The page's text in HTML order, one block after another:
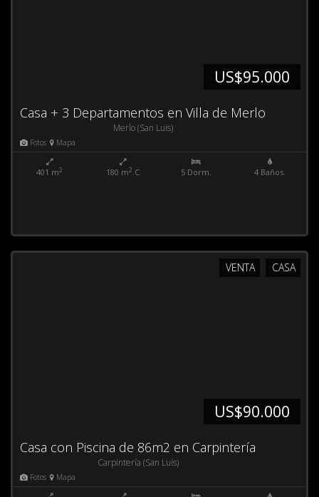
US$95.000
Casa + 3 Departamentos en Villa de Merlo
Merlo (San Luis)
Fotos Mapa
401 m2 180 m2.C 5 Dorm. 4 Baños.
CASA
VENTA
US$90.000
Casa con Piscina de 86m2 en Carpintería
Carpintería (San Luis)
Fotos Mapa